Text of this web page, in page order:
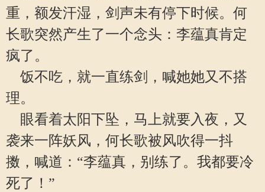
重，额发汗湿，剑声未有停下时候。何
长歌突然产生了一个念头：李蕴真肯定
疯了。
饭不吃，就一直练剑，喊她她又不搭
理。
眼看着太阳下坠，马上就要入夜，又
袭来一阵妖风，何长歌被风吹得一抖
擞，喊道：“李蕴真，别练了。我都要冷
死了！”